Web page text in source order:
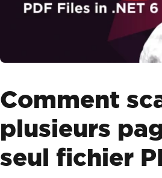
Comment
plusieurs
seul fichier